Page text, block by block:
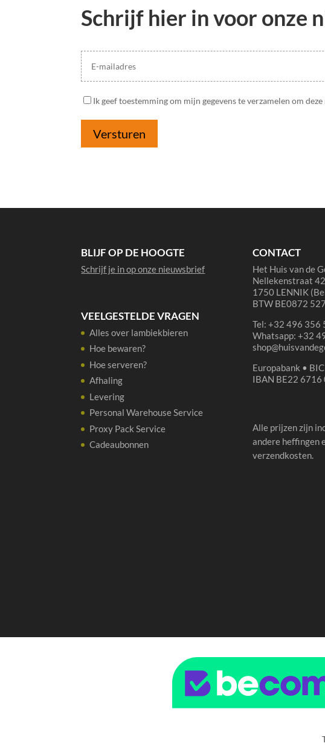
Schrijf hier in voor onze
Ik geef toestemming om mijn gegevens te verzamelen om
BLIJF OP DE HOOGTE
Schrijf je in op onze nieuwsbrief
VEELGESTELDE VRAGEN
Alles over lambiekbieren
Hoe bewaren?
Hoe serveren?
Afhaling
Levering
Personal Warehouse Service
Proxy Pack Service
Cadeaubonnen
CONTACT
Het Huis van de
Nellekenstraat
1750 LENNIK
BTW BE0872
Tel: +32 496 356
Whatsapp: +32
Europabank •
IBAN BE22
Alle prijzen zijn
andere heffingen
verzendkosten.